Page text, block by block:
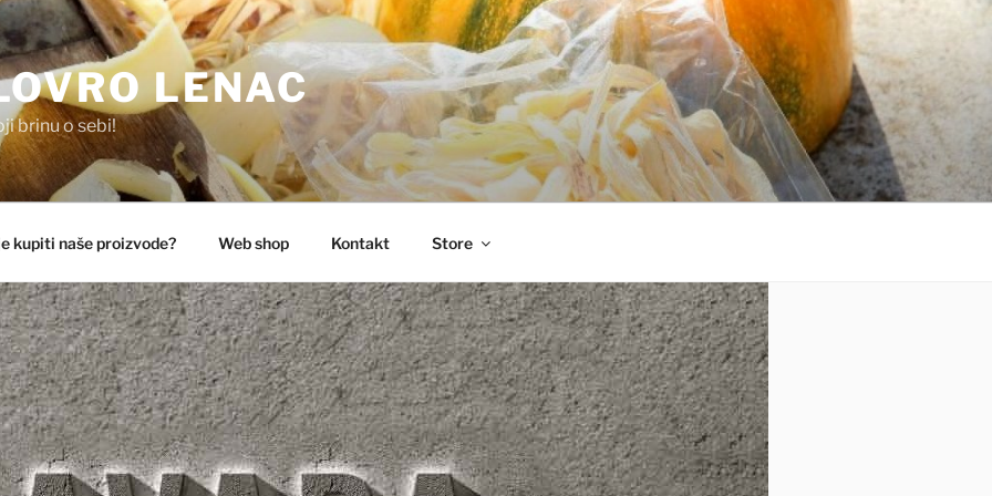
LENAC
brinu o sebi!
kupiti naše proizvode? Web shop Kontakt Store